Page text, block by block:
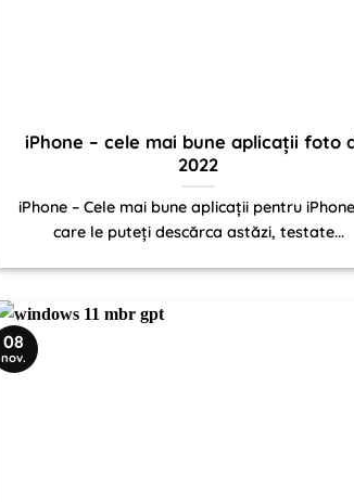
iPhone – cele mai bune aplicații foto
2022
iPhone – Cele mai bune aplicații pentru
care le puteți descărca astăzi, testate...
08
nov.